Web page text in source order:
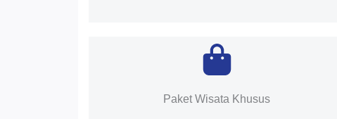
Paket Wisata Khusus